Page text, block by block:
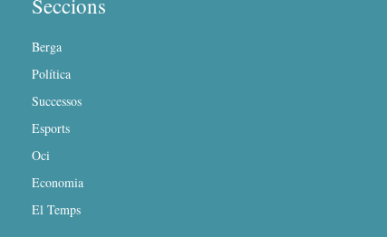
Berga
Política
Successos
Esports
Oci
Economia
El Temps